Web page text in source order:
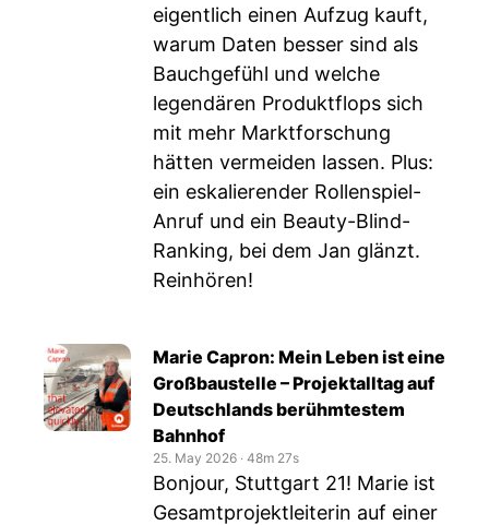
eigentlich einen Aufzug kauft,
warum Daten besser sind als
Bauchgefühl und welche
legendären Produktflops sich
mit mehr Marktforschung
hätten vermeiden lassen. Plus:
ein eskalierender Rollenspiel-
Anruf und ein Beauty-Blind-
Ranking, bei dem Jan glänzt.
Reinhören!
Marie Capron: Mein Leben ist eine
Großbaustelle – Projektalltag auf
Deutschlands berühmtestem
Bahnhof
25. May 2026 ‧ 48m 27s
Bonjour, Stuttgart 21! Marie ist
Gesamtprojektleiterin auf einer